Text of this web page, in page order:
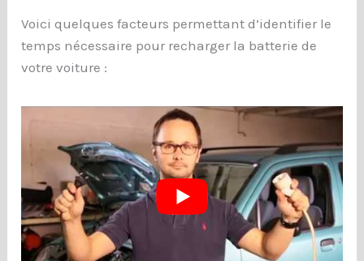
Voici quelques facteurs permettant d’identifier le
temps nécessaire pour recharger la batterie de
votre voiture :